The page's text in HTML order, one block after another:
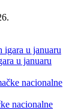
u januaru
nacionalne